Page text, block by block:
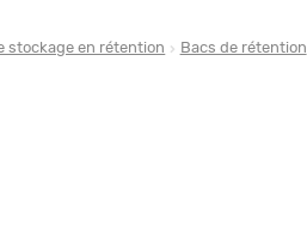
stockage en rétention Bacs de rétention